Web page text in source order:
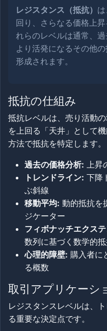
レジスタンス（抵抗）
回り、さらなる価格上
れらのレベルは通常、
より活発になるその他
形成されます。
抵抗の仕組み
抵抗レベルは、売り活動
を上回る「天井」として
方法で抵抗を特定します。
過去の価格分析: 上昇
トレンドライン: 下降
ぶ斜線
移動平均: 動的抵抗を
ジケーター
フィボナッチエクス
数列に基づく数学的
心理的障壁: 購入者に
る概数
取引アプリケーシ
レジスタンスレベルは、
る重要な決定点です。